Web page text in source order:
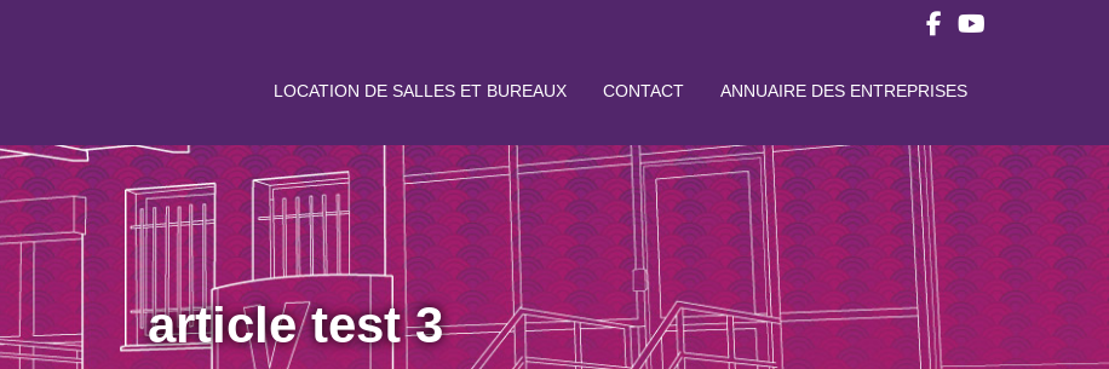
LOCATION DE SALLES ET BUREAUX CONTACT ANNUAIRE DES ENTREPRISES
article test 3